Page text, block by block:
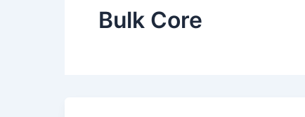
Bulk Core